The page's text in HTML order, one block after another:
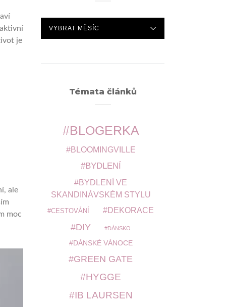
je
ale
moc
Témata článků
BLOGERKA
BLOOMINGVILLE
BYDLENÍ
BYDLENÍ VE
SKANDINÁVSKÉM STYLU
CESTOVÁNÍ DEKORACE
DIY DÁNSKO
DÁNSKÉ VÁNOCE
GREEN GATE
HYGGE
IB LAURSEN